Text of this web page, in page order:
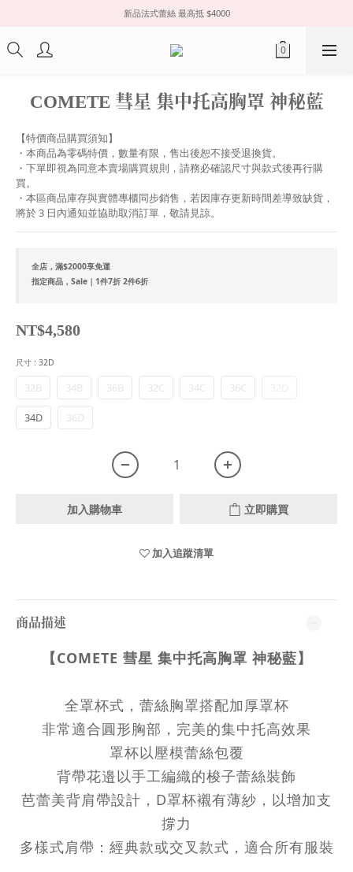
新品法式蕾絲 最高抵 $4000
COMETE 彗星 集中托高胸罩 神秘藍
【特價商品購買須知】
・本商品為零碼特價，數量有限，售出後恕不接受退換貨。
・下單即視為同意本賣場購買規則，請務必確認尺寸與款式後再行購
買。
・本區商品庫存與實體專櫃同步銷售，若因庫存更新時間差導致缺貨，
將於 3 日內通知並協助取消訂單，敬請見諒。
全店，滿$2000享免運
指定商品，Sale｜1件7折 2件6折
NT$4,580
尺寸 : 32D
32B 34B 36B 32C 34C 36C
34D 36D
加入購物車 立即購買
加入追蹤清單
商品描述
【COMETE 彗星 集中托高胸罩 神秘藍】
全罩杯式，蕾絲胸罩搭配加厚罩杯
非常適合圓形胸部，完美的集中托高效果
罩杯以壓模蕾絲包覆
背帶花邉以手工編織的梭子蕾絲裝飾
芭蕾美背肩帶設計，D罩杯襯有薄紗，以增加支
撐力
多樣式肩帶：經典款或交叉款式，適合所有服裝